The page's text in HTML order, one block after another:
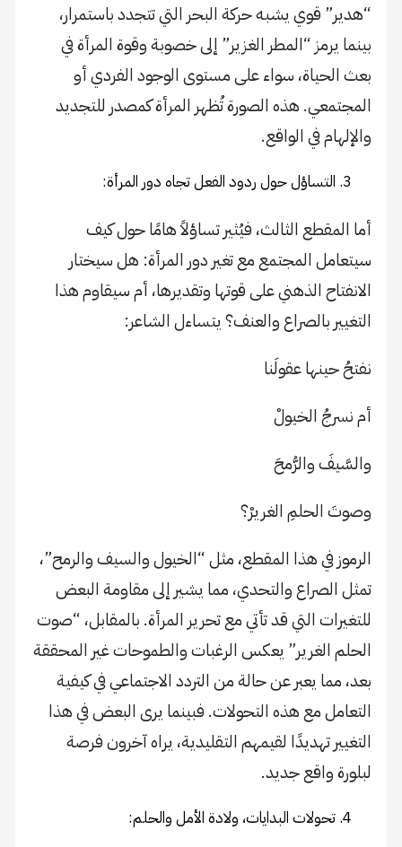
“هدير” قوي يشبه حركة البحر التي تتجدد باستمرار،
بينما يرمز “المطر الغزير” إلى خصوبة وقوة المرأة في
بعث الحياة، سواء على مستوى الوجود الفردي أو
المجتمعي. هذه الصورة تُظهر المرأة كمصدر للتجديد
والإلهام في الواقع.
التساؤل حول ردود الفعل تجاه دور المرأة:
أما المقطع الثالث، فيُثير تساؤلاً هامًا حول كيف
سيتعامل المجتمع مع تغير دور المرأة: هل سيختار
الانفتاح الذهني على قوتها وتقديرها، أم سيقاوم هذا
التغيير بالصراع والعنف؟ يتساءل الشاعر:
نفتحُ حينها عقولَنا
أم نسرجُ الخيولْ
والسَّيفَ والرُّمحَ
وصوتَ الحلمِ الغريرْ؟
الرموز في هذا المقطع، مثل “الخيول والسيف والرمح”،
تمثل الصراع والتحدي، مما يشير إلى مقاومة البعض
للتغيرات التي قد تأتي مع تحرير المرأة. بالمقابل، “صوت
الحلم الغرير” يعكس الرغبات والطموحات غير المحققة
بعد، مما يعبر عن حالة من التردد الاجتماعي في كيفية
التعامل مع هذه التحولات. فبينما يرى البعض في هذا
التغيير تهديدًا لقيمهم التقليدية، يراه آخرون فرصة
لبلورة واقع جديد.
تحولات البدايات، ولادة الأمل والحلم: